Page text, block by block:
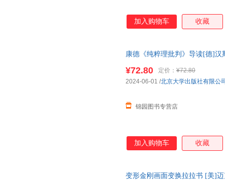
加入购物车 收藏
康德《纯粹理批判》导读[德]汉
¥72.80 定价： ¥72.80
锦园图书专营店
2024-06-01 /北京大学出版社有限公
加入购物车 收藏
变形金刚画面变换拉拉书 [美]